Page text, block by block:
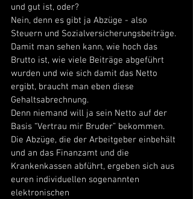
und gut ist, oder?
Nein, denn es gibt ja Abzüge - also
Steuern und Sozialversicherungsbeiträge.
Damit man sehen kann, wie hoch das
Brutto ist, wie viele Beiträge abgeführt
wurden und wie sich damit das Netto
ergibt, braucht man eben diese
Gehaltsabrechnung.
Denn niemand will ja sein Netto auf der
Basis “Vertrau mir Bruder” bekommen.
Die Abzüge, die der Arbeitgeber einbehält
und an das Finanzamt und die
Krankenkassen abführt, ergeben sich aus
euren individuellen sogenannten
elektronischen